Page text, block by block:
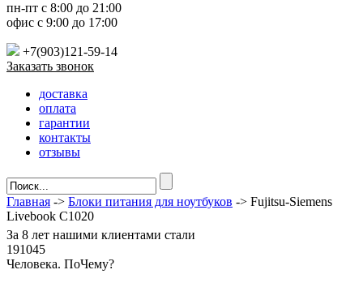
пн-пт с 8:00 до 21:00
офис с 9:00 до 17:00
+7(903)121-59-14
Заказать звонок
доставка
оплата
гарантии
контакты
отзывы
Главная -> Блоки питания для ноутбуков -> Fujitsu-Siemens
Livebook C1020
За 8 лет нашими клиентами стали
191045
Человека. ПоЧему?